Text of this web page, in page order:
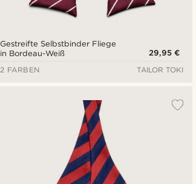
Gestreifte Selbstbinder Fliege
in Bordeau-Weiß
29,95 €
2 FARBEN
TAILOR TOKI